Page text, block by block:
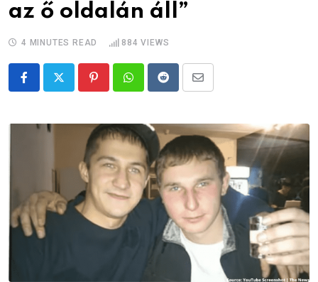
az ő oldalán áll”
4 MINUTES READ 884 VIEWS
PinterestWhatsappRedditShare
Email